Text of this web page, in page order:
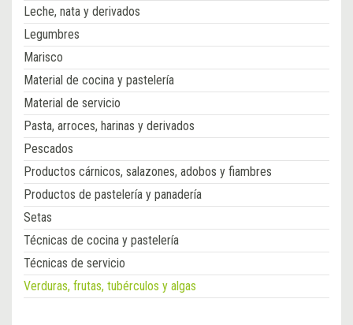
Leche, nata y derivados
Legumbres
Marisco
Material de cocina y pastelería
Material de servicio
Pasta, arroces, harinas y derivados
Pescados
Productos cárnicos, salazones, adobos y fiambres
Productos de pastelería y panadería
Setas
Técnicas de cocina y pastelería
Técnicas de servicio
Verduras, frutas, tubérculos y algas